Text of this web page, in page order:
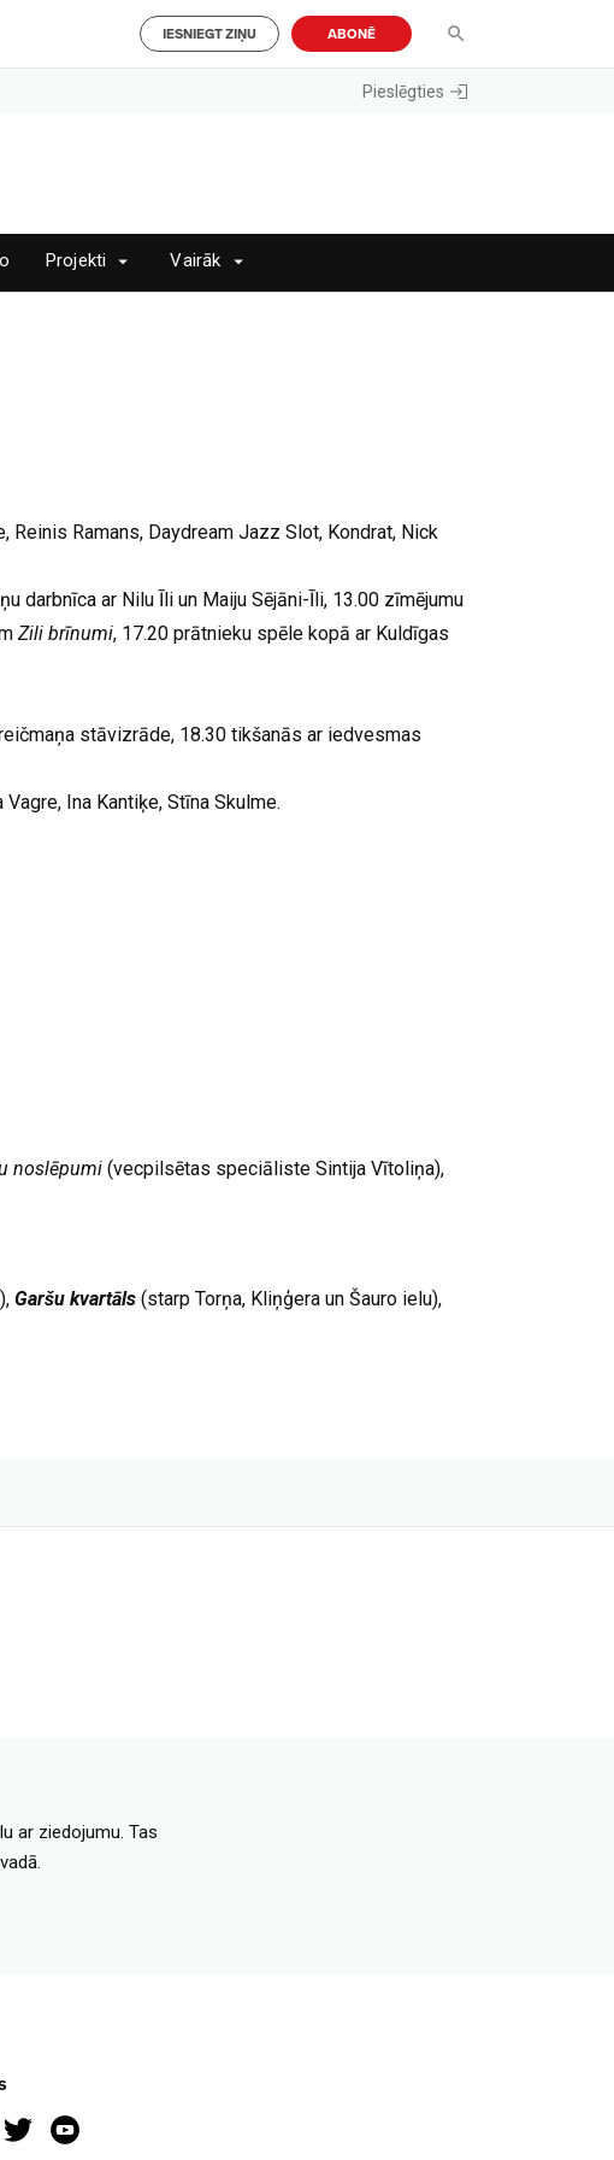
IESNIEGT ZIŅU ABONĒ
Pieslēgties
Projekti Vairāk
Reinis Ramans, Daydream Jazz Slot, Kondrat, Nick
darbnīca ar Nilu Īli un Maiju Sējāni-Īli, 13.00 zīmējumu
Zili brīnumi, 17.20 prātnieku spēle kopā ar Kuldīgas
stāvizrāde, 18.30 tikšanās ar iedvesmas
Vagre, Ina Kantiķe, Stīna Skulme.
noslēpumi (vecpilsētas speciāliste Sintija Vītoliņa),
Garšu kvartāls (starp Torņa, Kliņģera un Šauro ielu),
ar ziedojumu. Tas